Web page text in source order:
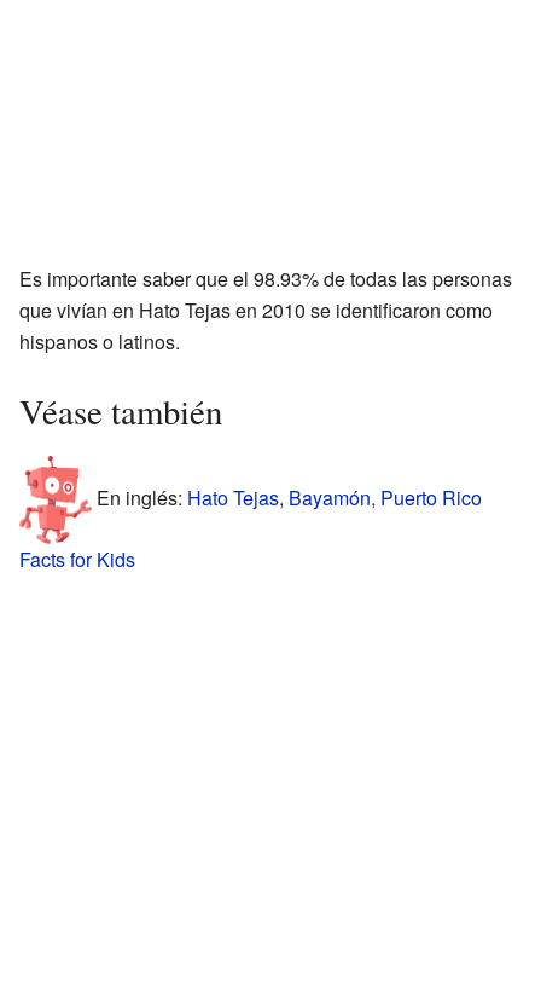
Es importante saber que el 98.93% de todas las personas
que vivían en Hato Tejas en 2010 se identificaron como
hispanos o latinos.
Véase también
En inglés: Hato Tejas, Bayamón, Puerto Rico
Facts for Kids